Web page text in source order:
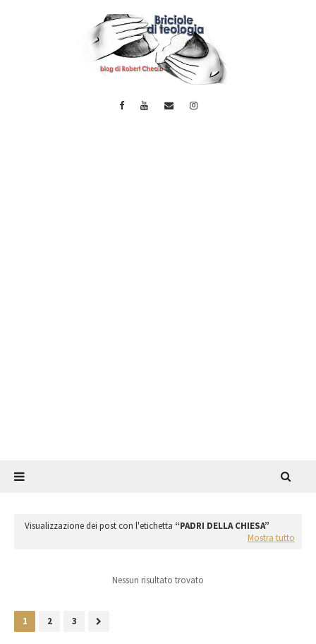
Visualizzazione dei post con l'etichetta
PADRI DELLA CHIESA
Mostra tutto
Nessun risultato trovato
1 2 3